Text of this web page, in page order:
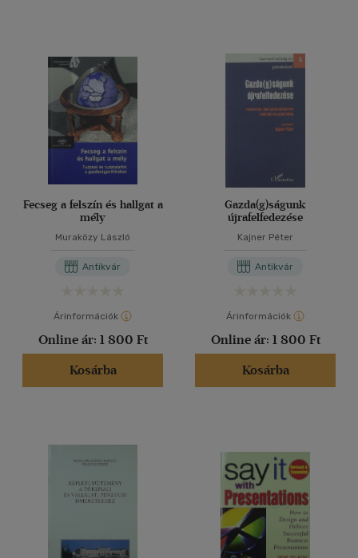
Fecseg a felszín és hallgat a
mély
Muraközy László
Antikvár
Árinformációk
Online ár: 1 800 Ft
Kosárba
Gazda(g)ságunk
újrafelfedezése
Kajner Péter
Antikvár
Árinformációk
Online ár: 1 800 Ft
Kosárba